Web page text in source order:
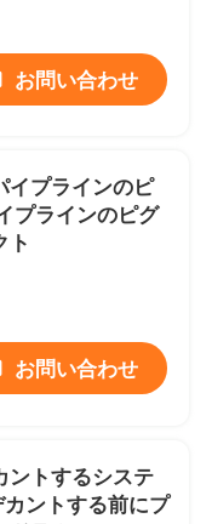
お問い合わせ
イプラインのピ
プラインのピグ
ト
お問い合わせ
ントするシステ
カントする前にプ